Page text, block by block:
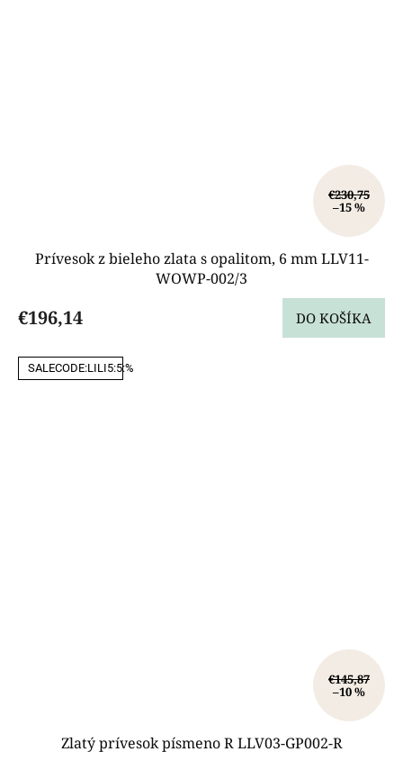
€230,75
–15 %
Prívesok z bieleho zlata s opalitom, 6 mm LLV11-
WOWP-002/3
€196,14 DO KOŠÍKA
SALECODE:LILI5:5:%
€145,87
–10 %
Zlatý prívesok písmeno R LLV03-GP002-R